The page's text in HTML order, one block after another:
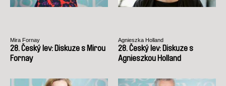
Mira Fornay
28. Český lev: Diskuze s Mirou
Fornay
Agnieszka Holland
28. Český lev: Diskuze s
Agnieszkou Holland